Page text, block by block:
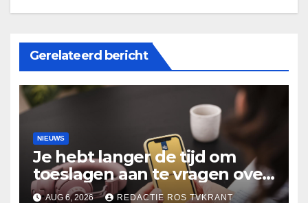
Gerelateerd bericht
NIEUWS
Je hebt langer de tijd om
toeslagen aan te vragen over
2025
AUG 6, 2026 REDACTIE ROS TVKRANT